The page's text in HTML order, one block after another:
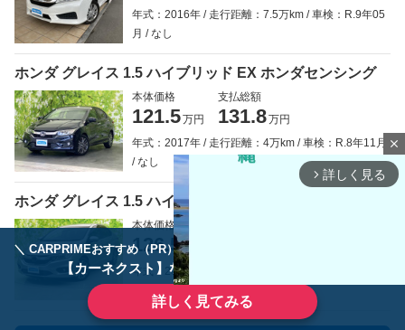
＼ CARPRIMEおすすめ（PR） ／
【カーネクスト】ならどんなクルマも高価買取
詳しく見てみる
年式：2016年
走行距離：7.5万km
車検：R.9年05
月
なし
ホンダ グレイス 1.5 ハイブリッド EX ホンダセンシング
本体価格
121.5万円
支払総額
131.8万円
年式：2017年
走行距離：4万km
車検：R.8年11月
なし
ホンダ グレイス 1.5 ハイブリッド EX ホンダセンシング
本体価格
126.5万円
年式：2019年
close
arrow_forward_ios 詳しく見る